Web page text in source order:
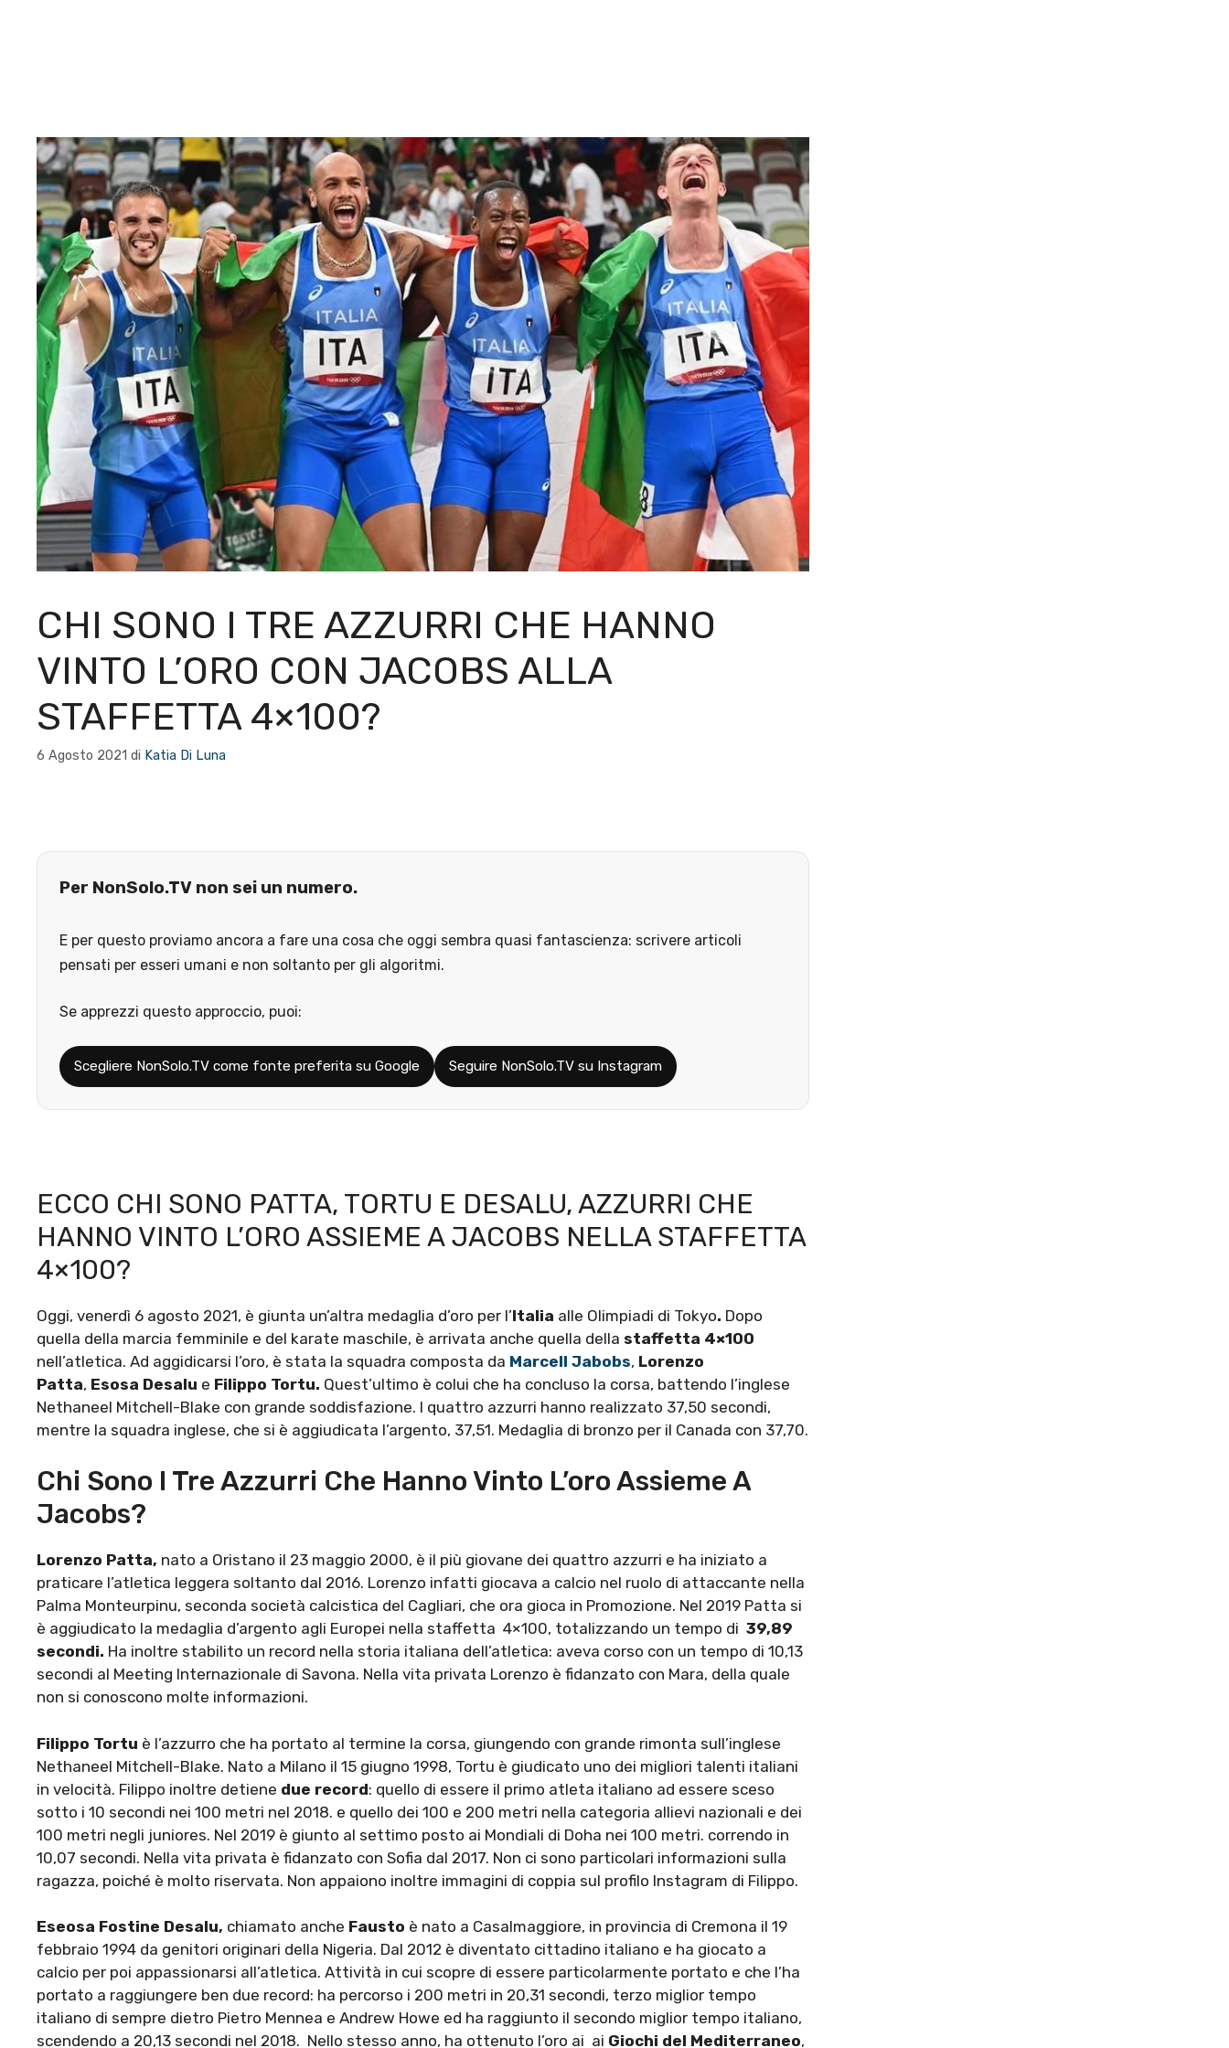
CHI SONO I TRE AZZURRI CHE HANNO
VINTO L’ORO CON JACOBS ALLA
STAFFETTA 4×100?
6 Agosto 2021 di Katia Di Luna
Per NonSolo.TV non sei un numero.
E per questo proviamo ancora a fare una cosa che oggi sembra quasi fantascienza: scrivere articoli
pensati per esseri umani e non soltanto per gli algoritmi.
Se apprezzi questo approccio, puoi:
Scegliere NonSolo.TV come fonte preferita su Google Seguire NonSolo.TV su Instagram
ECCO CHI SONO PATTA, TORTU E DESALU, AZZURRI CHE
HANNO VINTO L’ORO ASSIEME A JACOBS NELLA STAFFETTA
4×100?
Oggi, venerdì 6 agosto 2021, è giunta un’altra medaglia d’oro per l’Italia alle Olimpiadi di Tokyo. Dopo
quella della marcia femminile e del karate maschile, è arrivata anche quella della staffetta 4×100
nell’atletica. Ad aggidicarsi l’oro, è stata la squadra composta da Marcell Jabobs, Lorenzo
Patta, Esosa Desalu e Filippo Tortu. Quest’ultimo è colui che ha concluso la corsa, battendo l’inglese
Nethaneel Mitchell-Blake con grande soddisfazione. I quattro azzurri hanno realizzato 37,50 secondi,
mentre la squadra inglese, che si è aggiudicata l’argento, 37,51. Medaglia di bronzo per il Canada con 37,70.
Chi Sono I Tre Azzurri Che Hanno Vinto L’oro Assieme A
Jacobs?
Lorenzo Patta, nato a Oristano il 23 maggio 2000, è il più giovane dei quattro azzurri e ha iniziato a
praticare l’atletica leggera soltanto dal 2016. Lorenzo infatti giocava a calcio nel ruolo di attaccante nella
Palma Monteurpinu, seconda società calcistica del Cagliari, che ora gioca in Promozione. Nel 2019 Patta si
è aggiudicato la medaglia d’argento agli Europei nella staffetta 4×100, totalizzando un tempo di 39,89
secondi. Ha inoltre stabilito un record nella storia italiana dell’atletica: aveva corso con un tempo di 10,13
secondi al Meeting Internazionale di Savona. Nella vita privata Lorenzo è fidanzato con Mara, della quale
non si conoscono molte informazioni.
Filippo Tortu è l’azzurro che ha portato al termine la corsa, giungendo con grande rimonta sull’inglese
Nethaneel Mitchell-Blake. Nato a Milano il 15 giugno 1998, Tortu è giudicato uno dei migliori talenti italiani
in velocità. Filippo inoltre detiene due record: quello di essere il primo atleta italiano ad essere sceso
sotto i 10 secondi nei 100 metri nel 2018. e quello dei 100 e 200 metri nella categoria allievi nazionali e dei
100 metri negli juniores. Nel 2019 è giunto al settimo posto ai Mondiali di Doha nei 100 metri. correndo in
10,07 secondi. Nella vita privata è fidanzato con Sofia dal 2017. Non ci sono particolari informazioni sulla
ragazza, poiché è molto riservata. Non appaiono inoltre immagini di coppia sul profilo Instagram di Filippo.
Eseosa Fostine Desalu, chiamato anche Fausto è nato a Casalmaggiore, in provincia di Cremona il 19
febbraio 1994 da genitori originari della Nigeria. Dal 2012 è diventato cittadino italiano e ha giocato a
calcio per poi appassionarsi all’atletica. Attività in cui scopre di essere particolarmente portato e che l’ha
portato a raggiungere ben due record: ha percorso i 200 metri in 20,31 secondi, terzo miglior tempo
italiano di sempre dietro Pietro Mennea e Andrew Howe ed ha raggiunto il secondo miglior tempo italiano,
scendendo a 20,13 secondi nel 2018. Nello stesso anno, ha ottenuto l’oro ai ai Giochi del Mediterraneo,